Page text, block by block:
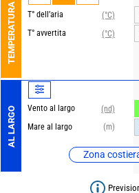
TEMPERATURA T° dell’aria
(°C)
T° avvertita
(°C)
AL LARGO Vento al largo
(nd)
Mare al largo
(m)
Zona